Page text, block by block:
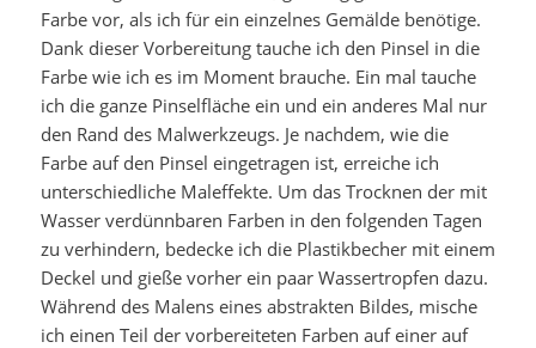
Farbe vor, als ich für ein einzelnes Gemälde benötige.
Dank dieser Vorbereitung tauche ich den Pinsel in die
Farbe wie ich es im Moment brauche. Ein mal tauche
ich die ganze Pinselfläche ein und ein anderes Mal nur
den Rand des Malwerkzeugs. Je nachdem, wie die
Farbe auf den Pinsel eingetragen ist, erreiche ich
unterschiedliche Maleffekte. Um das Trocknen der mit
Wasser verdünnbaren Farben in den folgenden Tagen
zu verhindern, bedecke ich die Plastikbecher mit einem
Deckel und gieße vorher ein paar Wassertropfen dazu.
Während des Malens eines abstrakten Bildes, mische
ich einen Teil der vorbereiteten Farben auf einer auf